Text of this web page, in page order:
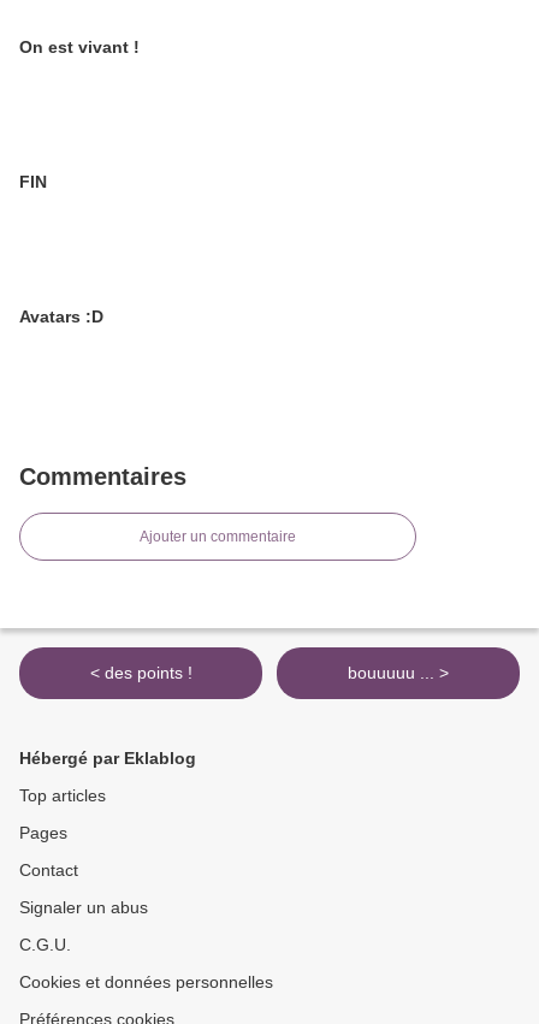
On est vivant !
FIN
Avatars :D
Commentaires
Ajouter un commentaire
< des points ! bouuuuu ... >
Hébergé par Eklablog
Top articles
Pages
Contact
Signaler un abus
C.G.U.
Cookies et données personnelles
Préférences cookies